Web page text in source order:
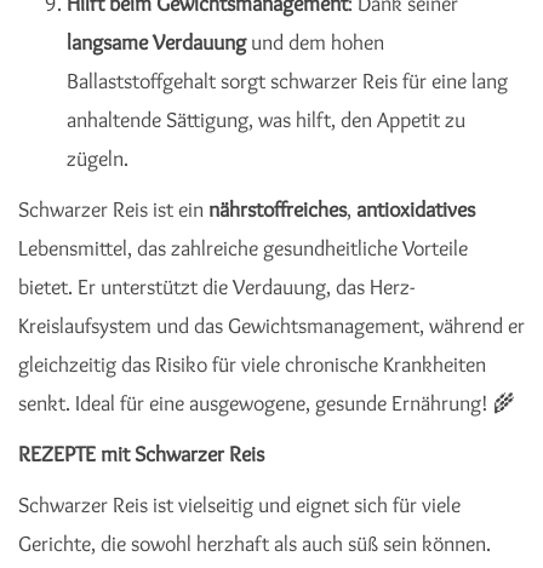
langsame Verdauungund dem hohen
Ballaststoffgehalt sorgt schwarzer Reis für eine lang
anhaltende Sättigung, was hilft, den Appetit zu
zügeln.
Schwarzer Reis ist ein nährstoffreiches, antioxidatives
Lebensmittel, das zahlreiche gesundheitliche Vorteile
bietet. Er unterstützt die Verdauung, das Herz-
Kreislaufsystem und das Gewichtsmanagement, während er
gleichzeitig das Risiko für viele chronische Krankheiten
senkt. Ideal für eine ausgewogene, gesunde Ernährung! 🌾
REZEPTE mit Schwarzer Reis
Schwarzer Reis ist vielseitig und eignet sich für viele
Gerichte, die sowohl herzhaft als auch süß sein können.